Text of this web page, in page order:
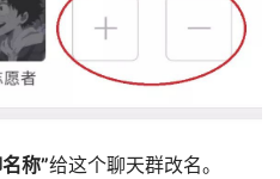
称”给这个聊天群改名。